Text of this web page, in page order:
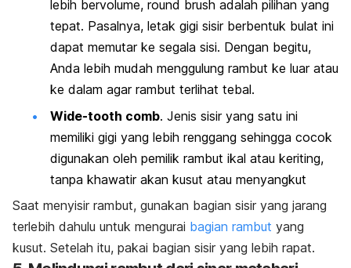
lebih bervolume, round brush adalah pilihan yang
tepat. Pasalnya, letak gigi sisir berbentuk bulat ini
dapat memutar ke segala sisi. Dengan begitu,
Anda lebih mudah menggulung rambut ke luar atau
ke dalam agar rambut terlihat tebal.
Wide-tooth comb. Jenis sisir yang satu ini
memiliki gigi yang lebih renggang sehingga cocok
digunakan oleh pemilik rambut ikal atau keriting,
tanpa khawatir akan kusut atau menyangkut
Saat menyisir rambut, gunakan bagian sisir yang jarang
terlebih dahulu untuk mengurai bagian rambut yang
kusut. Setelah itu, pakai bagian sisir yang lebih rapat.